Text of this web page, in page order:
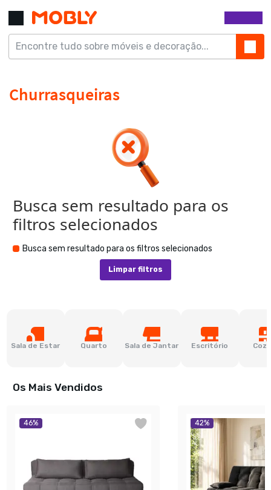
Busca sem resultado para os
filtros selecionados
Busca sem resultado para os filtros selecionados
Limpar filtros
Sala de Estar Quarto Sala de Jantar Escritório
Os Mais Vendidos
46% 42%